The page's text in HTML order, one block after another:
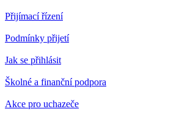
Přijímací řízení
Podmínky přijetí
Jak se přihlásit
Školné a finanční podpora
Akce pro uchazeče